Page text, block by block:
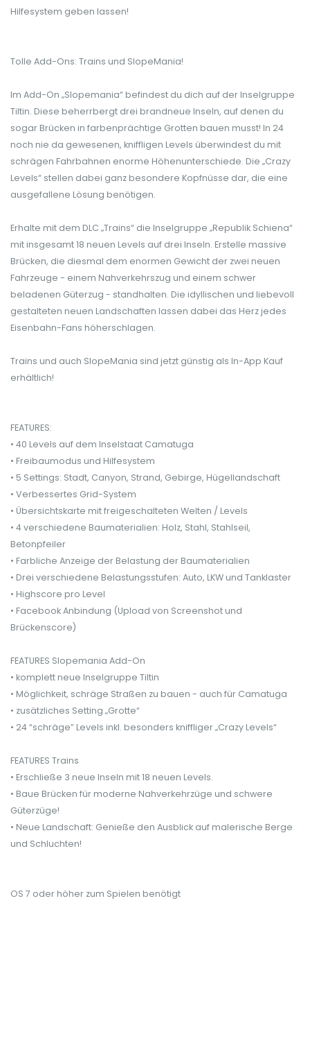
Hilfesystem geben lassen!
Tolle Add-Ons: Trains und SlopeMania!
Im Add-On „Slopemania“ befindest du dich auf der Inselgruppe
Tiltin. Diese beherrbergt drei brandneue Inseln, auf denen du
sogar Brücken in farbenprächtige Grotten bauen musst! In 24
noch nie da gewesenen, kniffligen Levels überwindest du mit
schrägen Fahrbahnen enorme Höhenunterschiede. Die „Crazy
Levels“ stellen dabei ganz besondere Kopfnüsse dar, die eine
ausgefallene Lösung benötigen.
Erhalte mit dem DLC „Trains“ die Inselgruppe „Republik Schiena“
mit insgesamt 18 neuen Levels auf drei Inseln. Erstelle massive
Brücken, die diesmal dem enormen Gewicht der zwei neuen
Fahrzeuge - einem Nahverkehrszug und einem schwer
beladenen Güterzug - standhalten. Die idyllischen und liebevoll
gestalteten neuen Landschaften lassen dabei das Herz jedes
Eisenbahn-Fans höherschlagen.
Trains und auch SlopeMania sind jetzt günstig als In-App Kauf
erhältlich!
FEATURES:
• 40 Levels auf dem Inselstaat Camatuga
• Freibaumodus und Hilfesystem
• 5 Settings: Stadt, Canyon, Strand, Gebirge, Hügellandschaft
• Verbessertes Grid-System
• Übersichtskarte mit freigeschalteten Welten / Levels
• 4 verschiedene Baumaterialien: Holz, Stahl, Stahlseil,
Betonpfeiler
• Farbliche Anzeige der Belastung der Baumaterialien
• Drei verschiedene Belastungsstufen: Auto, LKW und Tanklaster
• Highscore pro Level
• Facebook Anbindung (Upload von Screenshot und
Brückenscore)
FEATURES Slopemania Add-On
• komplett neue Inselgruppe Tiltin
• Möglichkeit, schräge Straßen zu bauen - auch für Camatuga
• zusätzliches Setting „Grotte“
• 24 “schräge” Levels inkl. besonders kniffliger „Crazy Levels“
FEATURES Trains
• Erschließe 3 neue Inseln mit 18 neuen Levels.
• Baue Brücken für moderne Nahverkehrzüge und schwere
Güterzüge!
• Neue Landschaft: Genieße den Ausblick auf malerische Berge
und Schluchten!
OS 7 oder höher zum Spielen benötigt